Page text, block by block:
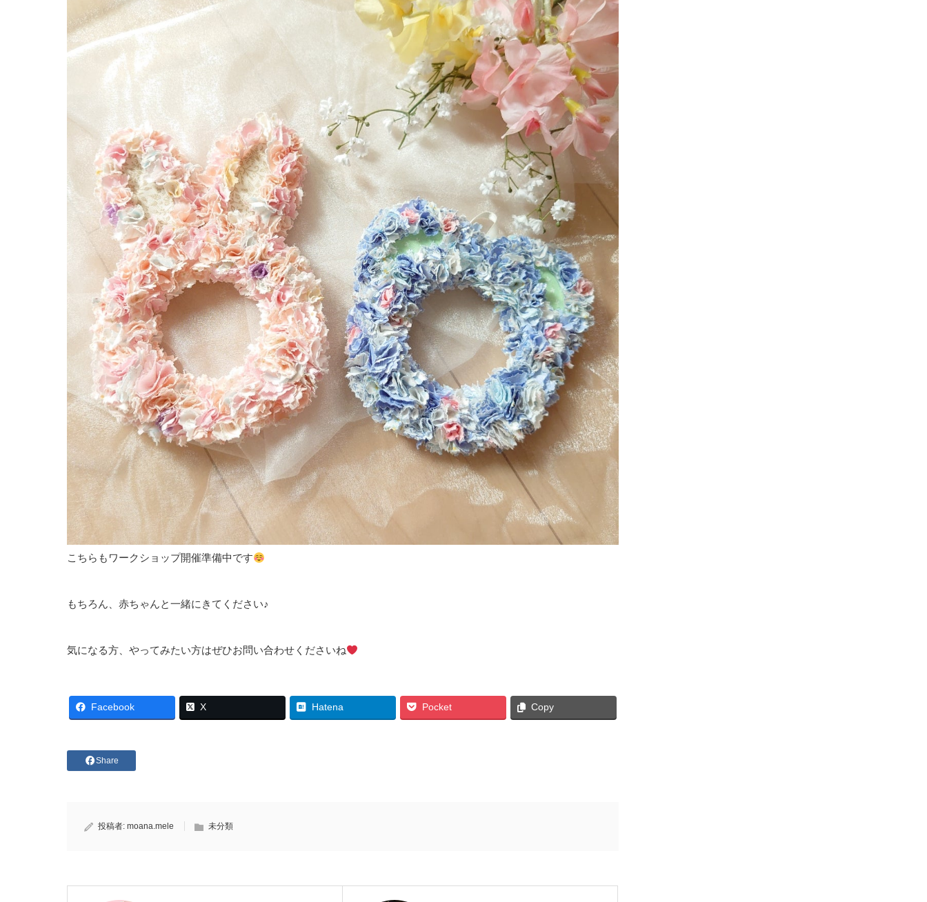
こちらもワークショップ開催準備中です
もちろん、赤ちゃんと一緒にきてください♪
気になる方、やってみたい方はぜひお問い合わせくださいね
Facebook X Hatena Pocket Copy
Share
投稿者: moana.mele 未分類